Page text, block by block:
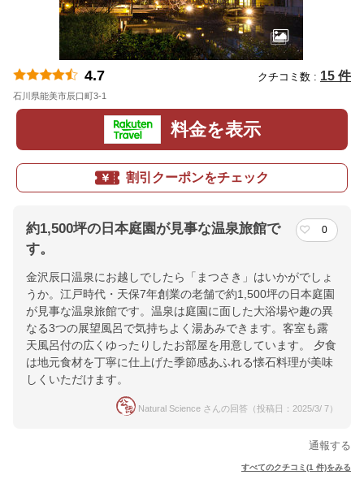
4.7 クチコミ数 : 15 件
石川県能美市辰口町3-1
料金を表示
割引クーポンをチェック
約1,500坪の日本庭園が見事な温泉旅館で
す。
0
金沢辰口温泉にお越しでしたら「まつさき」はいかがでしょ
うか。江戸時代・天保7年創業の老舗で約1,500坪の日本庭園
が見事な温泉旅館です。温泉は庭園に面した大浴場や趣の異
なる3つの展望風呂で気持ちよく湯あみできます。客室も露
天風呂付の広くゆったりしたお部屋を用意しています。 夕食
は地元食材を丁寧に仕上げた季節感あふれる懐石料理が美味
しくいただけます。
Natural Science さんの回答（投稿日：2025/3/ 7）
通報する
すべてのクチコミ(1 件)をみる